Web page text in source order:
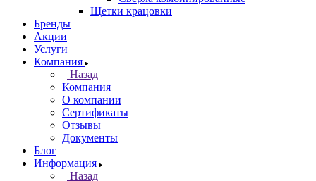
Щетки крацовки
Бренды
Акции
Услуги
Компания
Назад
Компания
О компании
Сертификаты
Отзывы
Документы
Блог
Информация
Назад